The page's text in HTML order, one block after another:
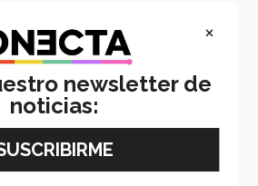
en pro de la sociedad,
del Tec hacia el 2030:
y emprendimiento para el
.
LEER TAMBIÉN:
×
newsletter de
noticias: